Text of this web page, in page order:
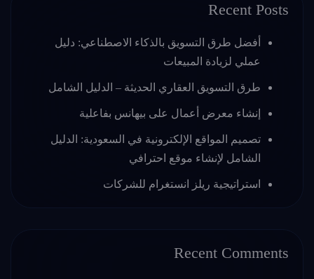
Recent Posts
أفضل طرق التسويق بالذكاء الاصطناعي: دليل
عملي لزيادة المبيعات
طرق التسويق العقاري الحديثة – الدليل الشامل
إنشاء معرض أعمال على بيهانس بفاعلية
تصميم المواقع الإلكترونية في السعودية: الدليل
الشامل لإنشاء موقع احترافي
استراتيجية ريلز انستغرام للشركات
Recent Comments